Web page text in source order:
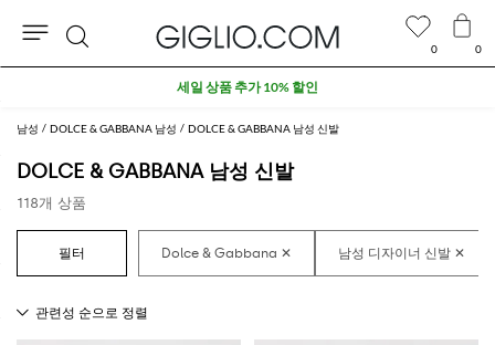
남성 DOLCE & GABBANA 남성 DOLCE & GABBANA 남성 신발
DOLCE & GABBANA 남성 신발
118개 상품
0 0
검
세일 상품 추가 10% 할인